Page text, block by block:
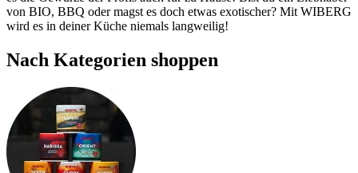
von BIO, BBQ oder magst es doch etwas exotischer? Mit WIBERG
wird es in deiner Küche niemals langweilig!
Nach Kategorien shoppen